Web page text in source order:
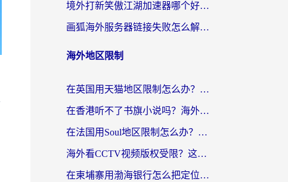
境外打新笑傲江湖加速器哪个好？海外玩家国服畅玩全攻略（附实测推荐）
画狐海外服务器链接失败怎么解决？海外玩家国服游戏加速器终极指南
海外地区限制
在英国用天猫地区限制怎么办？海外党必备的国内平台解锁指南
在香港听不了书旗小说吗？海外党突破内容限制的实用指南
在法国用Soul地区限制怎么办？3个实用技巧帮你轻松解决（附德国场景方案）
海外看CCTV视频版权受限？这份实用攻略帮你解锁国内影视+解决足球直播&政务APP难题
在柬埔寨用渤海银行怎么把定位修改到中国国内？3招解决海外生活的“数字乡愁”